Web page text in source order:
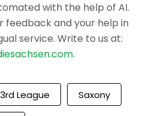
with the help of AI.
feedback and your help in
service. Write to us at:
.
3rd League Saxony